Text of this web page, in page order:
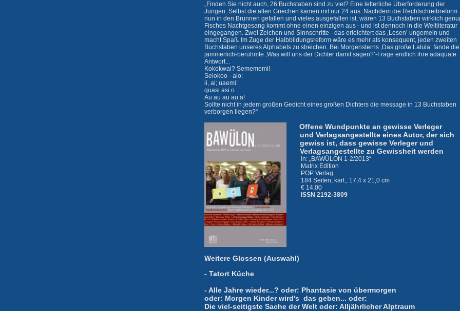
„Finden Sie nicht auch, 26 Buchstaben sind zu viel? Eine letterliche Überforderung der
Jungen. Selbst die alten Griechen kamen mit nur 24 aus. Nachdem die Rechtschreibreform
nun in den Brunnen gefallen und vieles ausgefallen ist, wären 13 Buchstaben wirklich
Fisches Nachtgesang kommt ohne einen einzigen aus - und ist dennoch in die Weltliteratur
eingegangen. Zwei Zeichen und Sinnschritte - das erleichtert das ‚Lesen’ ungemein und
macht Spaß. Im Zuge der Halbbildungsreform wäre es mehr als konsequent, jeden zweiten
Buchstaben unseres Alphabets zu streichen. Bei Morgensterns ‚Das große Lalula’ fände die
jämmerlich-berühmte ‚Was will uns der Dichter damit sagen?’-Frage endlich ihre adäquate
Antwort...
Kokokwai? Semememi!
Seiokoo - aio:
ii, ai; uaemi:
quasi asi o ...
Au au au au a!
Sollte nicht in jedem großen Gedicht eines großen Dichters die message in 13 Buchstaben
verborgen liegen?“
Offene Wundpunkte an gewisse Verleger
und Verlagsangestellte eines Autor, der sich
gewiss ist, dass gewisse Verleger und
Verlagsangestellte zu Gewissheit werden
in: „BAWÜLON 1-2/2013“
Matrix Edition
POP Verlag
184 Seiten, kart., 17,4 x 21,0 cm
€ 14,00
ISSN 2192-3809
Weitere Glossen (Auswahl)
- Tatort Küche
- Alle Jahre wieder...? oder: Phantasie von übermorgen
oder: Morgen Kinder wird's das geben... oder:
Die viel-seitigste Sache der Welt oder: Alljährlicher Alptraum